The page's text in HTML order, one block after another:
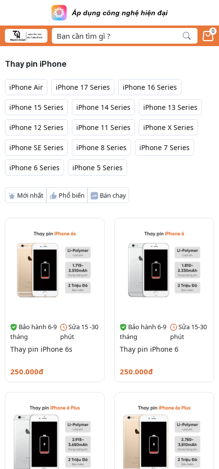
Áp dụng công nghệ hiện đại
0
Thay pin iPhone
iPhone Air iPhone 17 Series iPhone 16 Series
iPhone 15 Series iPhone 14 Series iPhone 13 Series
iPhone 12 Series iPhone 11 Series iPhone X Series
iPhone SE Series iPhone 8 Series iPhone 7 Series
iPhone 6 Series iPhone 5 Series
Mới nhất Phổ biến Bán chạy
Bảo hành 6-9
tháng
Sửa 15 -30
phút
Thay pin iPhone 6s
250.000đ
Bảo hành 6-9
tháng
Sửa 15-30
phút
Thay pin iPhone 6
250.000đ